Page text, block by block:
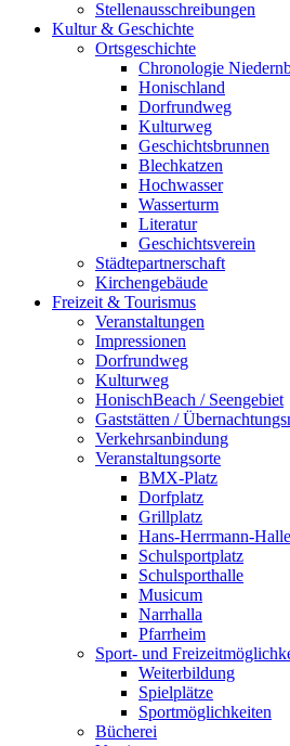
Stellenausschreibungen
Kultur & Geschichte
Ortsgeschichte
Chronologie
Honischland
Dorfrundweg
Kulturweg
Geschichtsbrunnen
Blechkatzen
Hochwasser
Wasserturm
Literatur
Geschichtsverein
Städtepartnerschaft
Kirchengebäude
Freizeit & Tourismus
Veranstaltungen
Impressionen
Dorfrundweg
Kulturweg
HonischBeach / Seengebiet
Gaststätten /
Verkehrsanbindung
Veranstaltungsorte
BMX-Platz
Dorfplatz
Grillplatz
Hans-Herrmann-Halle
Schulsportplatz
Schulsporthalle
Musicum
Narrhalla
Pfarrheim
Sport- und
Weiterbildung
Spielplätze
Sportmöglichkeiten
Bücherei